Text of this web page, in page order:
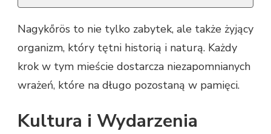
Nagykőrös to nie tylko zabytek, ale także żyjący
organizm, który tętni historią i naturą. Każdy
krok w tym mieście dostarcza niezapomnianych
wrażeń, które na długo pozostaną w pamięci.
Kultura i Wydarzenia